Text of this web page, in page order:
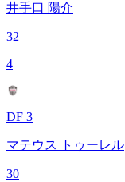
井手口 陽介
32
4
DF 3
マテウス トゥーレル
30